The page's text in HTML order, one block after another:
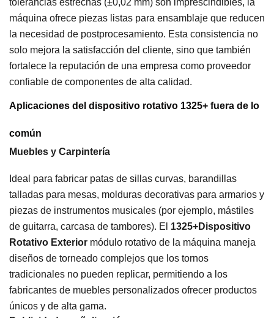
máquina ofrece piezas listas para ensamblaje que reducen
la necesidad de postprocesamiento. Esta consistencia no
solo mejora la satisfacción del cliente, sino que también
fortalece la reputación de una empresa como proveedor
confiable de componentes de alta calidad.
Aplicaciones del dispositivo rotativo 1325+ fuera de lo
común
Muebles y Carpintería
Ideal para fabricar patas de sillas curvas, barandillas
talladas para mesas, molduras decorativas para armarios y
piezas de instrumentos musicales (por ejemplo, mástiles
de guitarra, carcasa de tambores). El 1325+Dispositivo
Rotativo Exterior módulo rotativo de la máquina maneja
diseños de torneado complejos que los tornos
tradicionales no pueden replicar, permitiendo a los
fabricantes de muebles personalizados ofrecer productos
únicos y de alta gama.